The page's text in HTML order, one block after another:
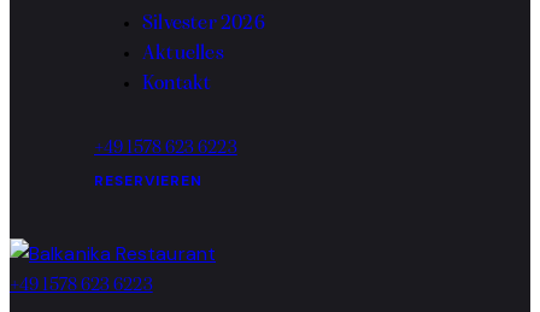
Silvester 2026
Aktuelles
Kontakt
+49 1578 623 6223
RESERVIEREN
+49 1578 623 6223